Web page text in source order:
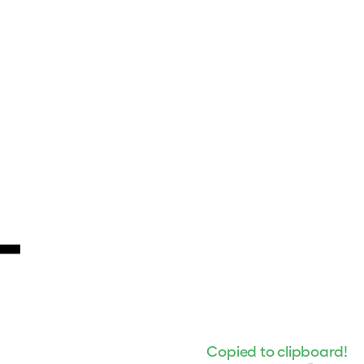
Copied to clipboard!